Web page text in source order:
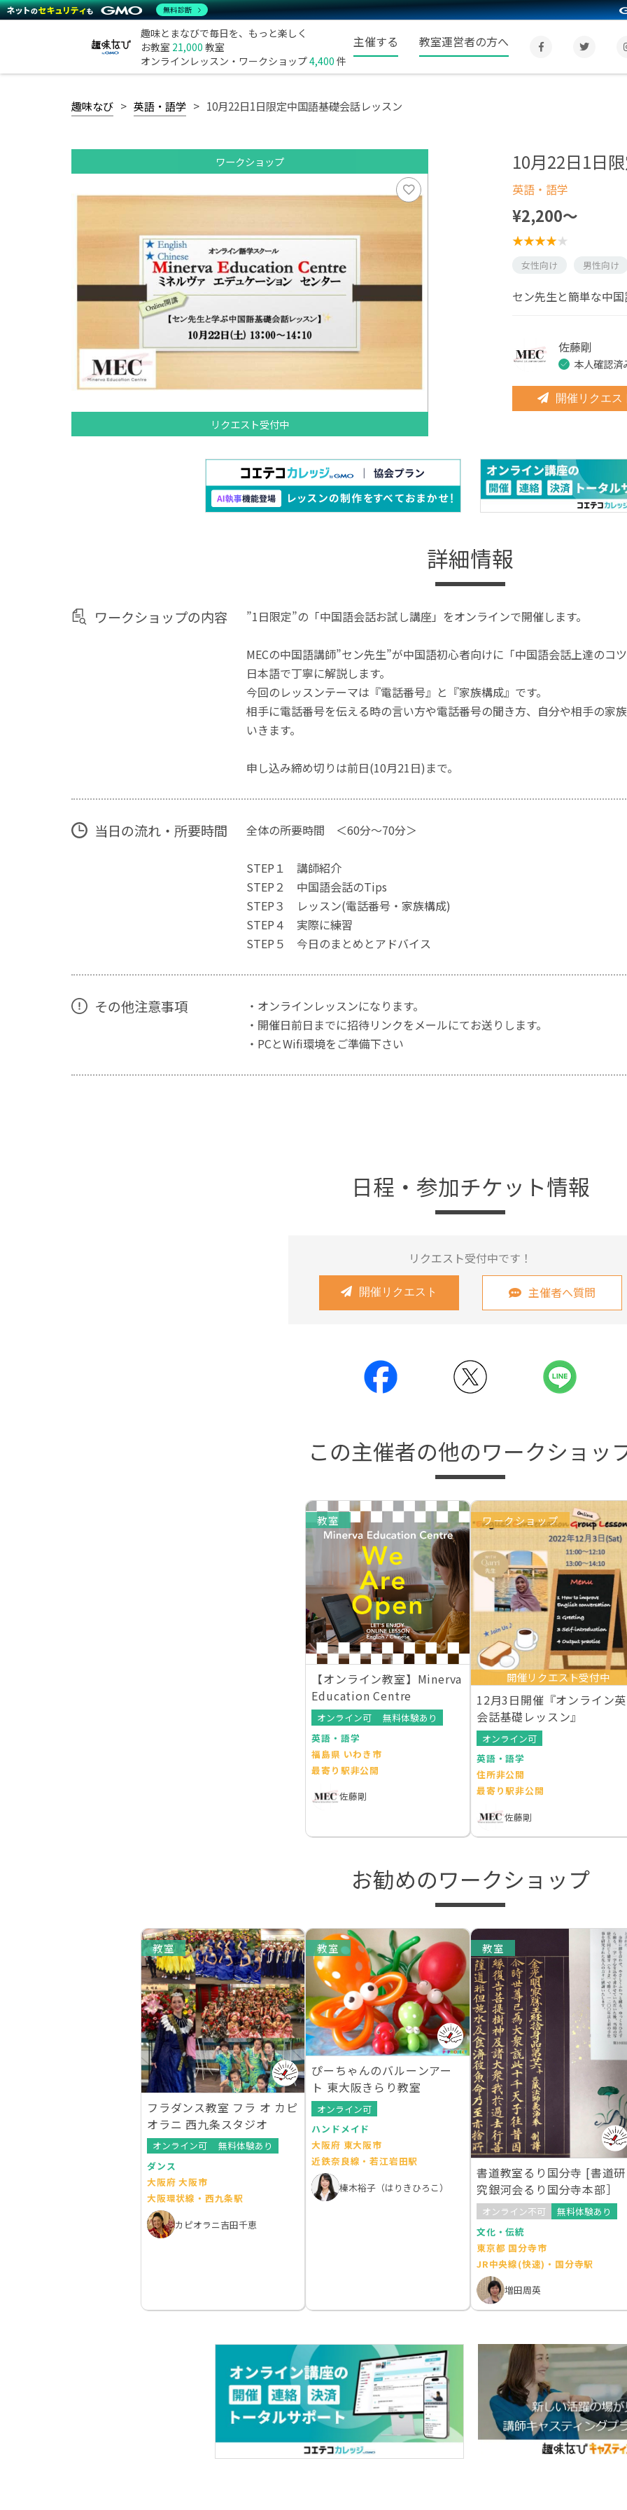
趣味とまなびで毎日を、もっと楽しく
お教室 21,000 教室
オンラインレッスン・ワークショップ4,400 件
主催する 教室運営者の方へ
趣味なび 英語・語学 10月22日1日限定中国語基礎会話レッスン
ワークショップ
リクエスト受付中
10月22日1日
英語・語学
¥2,200〜
女性向け 男性向け
セン先生と簡単な中
佐藤剛
本人確認済
開催リクエス
詳細情報
ワークショップの内容 ”1日限定”の「中国語会話お試し講座」をオンラインで開催します。
MECの中国語講師”セン先生”が中国語初心者向けに「中国語会話上達のコ
日本語で丁寧に解説します。
今回のレッスンテーマは『電話番号』と『家族構成』です。
相手に電話番号を伝える時の言い方や電話番号の聞き方、自分や相手の家
いきます。
申し込み締め切りは前日(10月21日)まで。
当日の流れ・所要時間 全体の所要時間 ＜60分〜70分＞
STEP１ 講師紹介
STEP２ 中国語会話のTips
STEP３ レッスン(電話番号・家族構成)
STEP４ 実際に練習
STEP５ 今日のまとめとアドバイス
その他注意事項
・オンラインレッスンになります。
・開催日前日までに招待リンクをメールにてお送りします。
・PCとWifi環境をご準備下さい
日程・参加チケット情報
リクエスト受付中です！
開催リクエスト 主催者へ質問
この主催者の他のワークショッ
教室
【オンライン教室】Minerva
Education Centre
オンライン可
無料体験あり
英語・語学
福島県 いわき市
最寄り駅非公開
佐藤剛
ワークショップ
開催リクエスト受付中
12月3日開催『オンライン英
会話基礎レッスン』
オンライン可
英語・語学
住所非公開
最寄り駅非公開
佐藤剛
お勧めのワークショップ
教室
フラダンス教室 フラ オ カピ
オラニ 西九条スタジオ
オンライン可
無料体験あり
ダンス
大阪府 大阪市
大阪環状線・西九条駅
カピオラニ吉田千恵
教室
ぴーちゃんのバルーンアー
ト 東大阪きらり教室
オンライン可
ハンドメイド
大阪府 東大阪市
近鉄奈良線・若江岩田駅
榛木裕子（はりきひろこ）
教室
書道教室るり国分寺 [書道研
究銀河会るり国分寺本部］
オンライン不可
無料体験あり
文化・伝統
東京都 国分寺市
JR中央線(快速)・国分寺駅
増田周英
無料診断